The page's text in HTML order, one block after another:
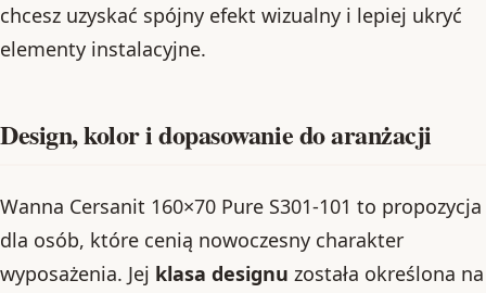
chcesz uzyskać spójny efekt wizualny i lepiej ukryć
elementy instalacyjne.
Design, kolor i dopasowanie do aranżacji
Wanna Cersanit 160×70 Pure S301-101 to propozycja
dla osób, które cenią nowoczesny charakter
wyposażenia. Jej klasa designu została określona na